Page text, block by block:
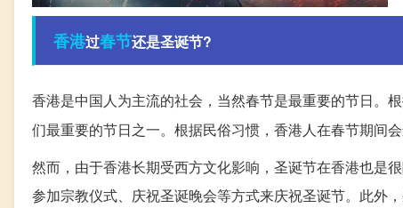
香港过春节还是圣诞节?
香港是中国人为主流的社会，当然春节是最重要的节日。根
们最重要的节日之一。根据民俗习惯，香港人在春节期间
然而，由于香港长期受西方文化影响，圣诞节在香港也是
参加宗教仪式、庆祝圣诞晚会等方式来庆祝圣诞节。此外